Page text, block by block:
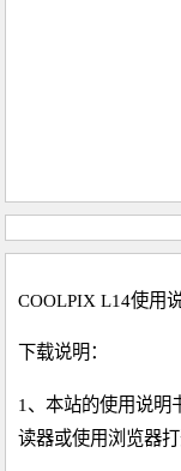
COOLPIX L14使用
下载说明：
1、本站的使用说明
读器或使用浏览器打